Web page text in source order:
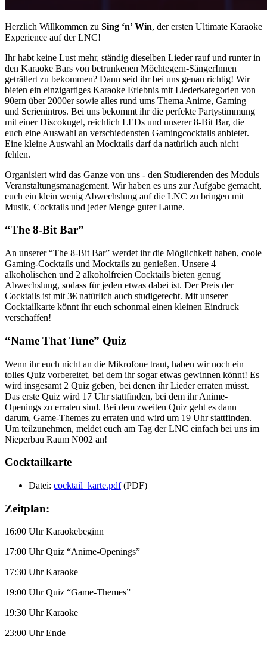
Herzlich Willkommen zu Sing ‘n’ Win, der ersten Ultimate Karaoke
Experience auf der LNC!
Ihr habt keine Lust mehr, ständig dieselben Lieder rauf und runter in
den Karaoke Bars von betrunkenen Möchtegern-SängerInnen
geträllert zu bekommen? Dann seid ihr bei uns genau richtig! Wir
bieten ein einzigartiges Karaoke Erlebnis mit Liederkategorien von
90ern über 2000er sowie alles rund ums Thema Anime, Gaming
und Serienintros. Bei uns bekommt ihr die perfekte Partystimmung
mit einer Discokugel, reichlich LEDs und unserer 8-Bit Bar, die
euch eine Auswahl an verschiedensten Gamingcocktails anbietet.
Eine kleine Auswahl an Mocktails darf da natürlich auch nicht
fehlen.
Organisiert wird das Ganze von uns - den Studierenden des Moduls
Veranstaltungsmanagement. Wir haben es uns zur Aufgabe gemacht,
euch ein klein wenig Abwechslung auf die LNC zu bringen mit
Musik, Cocktails und jeder Menge guter Laune.
“The 8-Bit Bar”
An unserer “The 8-Bit Bar” werdet ihr die Möglichkeit haben, coole
Gaming-Cocktails und Mocktails zu genießen. Unsere 4
alkoholischen und 2 alkoholfreien Cocktails bieten genug
Abwechslung, sodass für jeden etwas dabei ist. Der Preis der
Cocktails ist mit 3€ natürlich auch studigerecht. Mit unserer
Cocktailkarte könnt ihr euch schonmal einen kleinen Eindruck
verschaffen!
“Name That Tune” Quiz
Wenn ihr euch nicht an die Mikrofone traut, haben wir noch ein
tolles Quiz vorbereitet, bei dem ihr sogar etwas gewinnen könnt! Es
wird insgesamt 2 Quiz geben, bei denen ihr Lieder erraten müsst.
Das erste Quiz wird 17 Uhr stattfinden, bei dem ihr Anime-
Openings zu erraten sind. Bei dem zweiten Quiz geht es dann
darum, Game-Themes zu erraten und wird um 19 Uhr stattfinden.
Um teilzunehmen, meldet euch am Tag der LNC einfach bei uns im
Nieperbau Raum N002 an!
Cocktailkarte
Datei: cocktail_karte.pdf(PDF)
Zeitplan:
16:00 Uhr Karaokebeginn
17:00 Uhr Quiz “Anime-Openings”
17:30 Uhr Karaoke
19:00 Uhr Quiz “Game-Themes”
19:30 Uhr Karaoke
23:00 Uhr Ende